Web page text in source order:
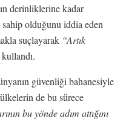
derinliklerine kadar
sahip olduğunu iddia eden
suçlayarak “Artık
güvenliği bahanesiyle
de bu sürece
bu yönde adım attığını